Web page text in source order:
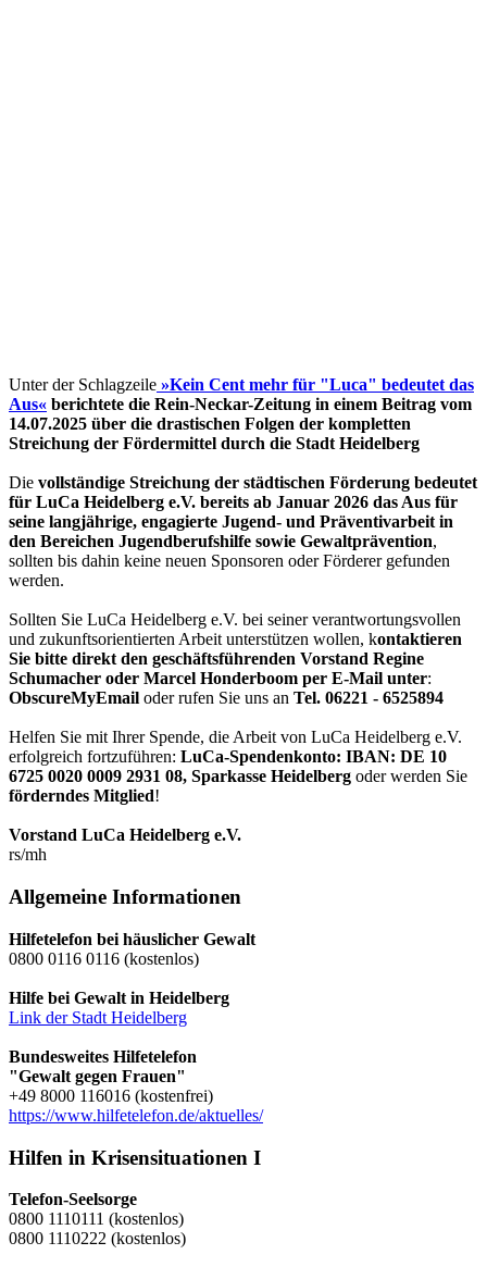
Unter der Schlagzeile »Kein Cent mehr für "Luca" bedeutet das
Aus« berichtete die Rein-Neckar-Zeitung in einem Beitrag vom
14.07.2025 über die drastischen Folgen der kompletten
Streichung der Fördermittel durch die Stadt Heidelberg
Die vollständige Streichung der städtischen Förderung bedeutet
für LuCa Heidelberg e.V. bereits ab Januar 2026 das Aus für
seine langjährige, engagierte Jugend- und Präventivarbeit in
den Bereichen Jugendberufshilfe sowie Gewaltprävention,
sollten bis dahin keine neuen Sponsoren oder Förderer gefunden
werden.
Sollten Sie LuCa Heidelberg e.V. bei seiner verantwortungsvollen
und zukunftsorientierten Arbeit unterstützen wollen, kontaktieren
Sie bitte direkt den geschäftsführenden Vorstand Regine
Schumacher oder Marcel Honderboom per E-Mail unter:
ObscureMyEmail oder rufen Sie uns an Tel. 06221 - 6525894
Helfen Sie mit Ihrer Spende, die Arbeit von LuCa Heidelberg e.V.
erfolgreich fortzuführen: LuCa-Spendenkonto: IBAN: DE 10
6725 0020 0009 2931 08, Sparkasse Heidelberg oder werden Sie
förderndes Mitglied!
Vorstand LuCa Heidelberg e.V.
rs/mh
Allgemeine Informationen
Hilfetelefon bei häuslicher Gewalt
0800 0116 0116 (kostenlos)
Hilfe bei Gewalt in Heidelberg
Link der Stadt Heidelberg
Bundesweites Hilfetelefon
"Gewalt gegen Frauen"
+49 8000 116016 (kostenfrei)
https://www.hilfetelefon.de/aktuelles/
Hilfen in Krisensituationen I
Telefon-Seelsorge
0800 1110111 (kostenlos)
0800 1110222 (kostenlos)